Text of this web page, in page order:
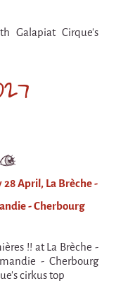
Galapiat Cirque's
April, La Brèche -
- Cherbourg
!! at La Brèche -
- Cherbourg
cirkus top